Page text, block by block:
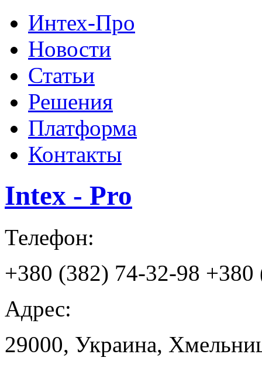
Интех-Про
Новости
Статьи
Решения
Платформа
Контакты
Intex - Pro
Телефон:
+380 (382) 74-32-98 +380
Адрес:
29000, Украина,